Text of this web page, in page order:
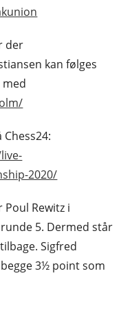
der
kan følges
2020/
Poul Rewitz i
5. Dermed står
Sigfred
3½ point som